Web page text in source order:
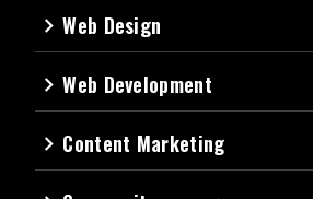
navigate_nextWeb Design
navigate_nextWeb Development
navigate_next Content Marketing